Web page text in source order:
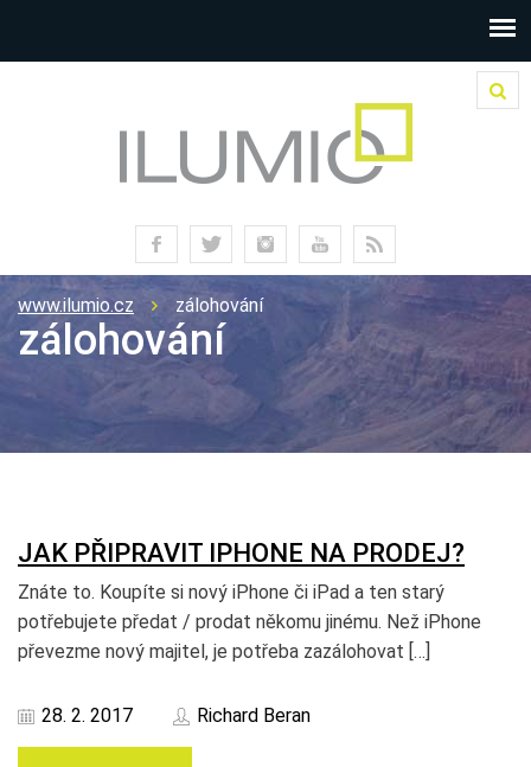
www.ilumio.cz zálohování
zálohování
JAK PŘIPRAVIT IPHONE NA PRODEJ?
Znáte to. Koupíte si nový iPhone či iPad a ten starý
potřebujete předat / prodat někomu jinému. Než iPhone
převezme nový majitel, je potřeba zazálohovat […]
28. 2. 2017 Richard Beran